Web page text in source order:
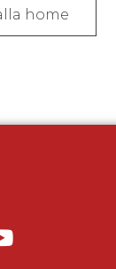
home